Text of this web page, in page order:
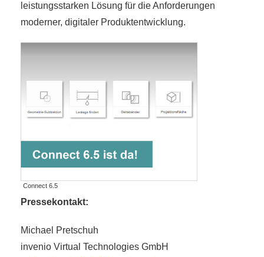
leistungsstarken Lösung für die Anforderungen
moderner, digitaler Produktentwicklung.
Connect 6.5
Pressekontakt:
Michael Pretschuh
invenio Virtual Technologies GmbH